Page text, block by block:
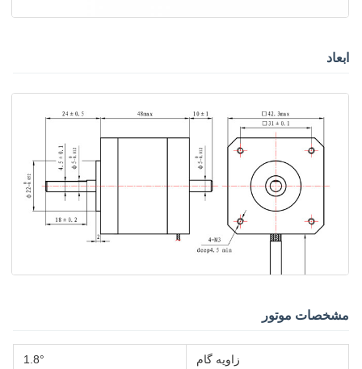
ابعاد
مشخصات موتور
زاویه گام 1.8°